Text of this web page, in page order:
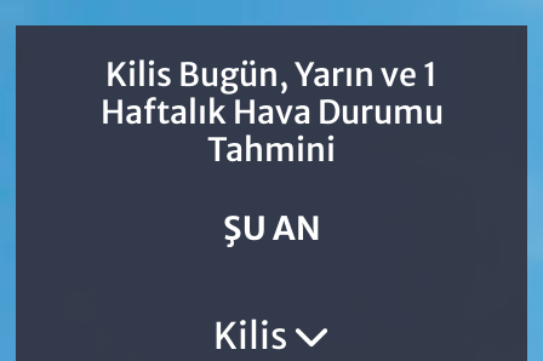
Kilis Bugün, Yarın ve 1
Haftalık Hava Durumu
Tahmini
ŞU AN
Kilis
Süper Lig Puan Durumu ve Fikstür
Tüm Manşetler
Son Dakika Haberleri